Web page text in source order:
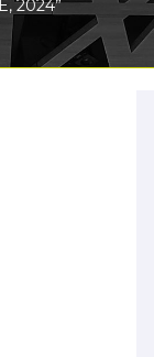
2024”